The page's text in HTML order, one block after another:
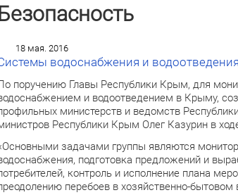
18 мая. 2016
водоснабжения и
поручению Главы Республики Крым, для
и водоотведением в Крыму,
министерств и ведомств
Республики Крым Олег Казурин в
задачами группы являются
подготовка предложений и
контроль и исполнение плана
перебоев в хозяйственно-